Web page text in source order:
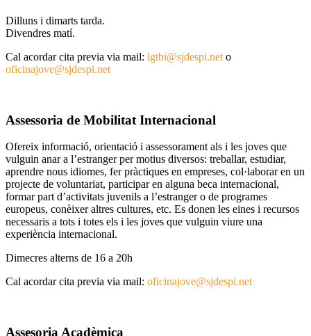
Dilluns i dimarts tarda.
Divendres matí.
Cal acordar cita previa via mail: lgtbi@sjdespi.net o
oficinajove@sjdespi.net
Assessoria de Mobilitat Internacional
Ofereix informació, orientació i assessorament als i les joves que
vulguin anar a l’estranger per motius diversos: treballar, estudiar,
aprendre nous idiomes, fer pràctiques en empreses, col·laborar en un
projecte de voluntariat, participar en alguna beca internacional,
formar part d’activitats juvenils a l’estranger o de programes
europeus, conèixer altres cultures, etc. Es donen les eines i recursos
necessaris a tots i totes els i les joves que vulguin viure una
experiència internacional.
Dimecres alterns de 16 a 20h
Cal acordar cita previa via mail: oficinajove@sjdespi.net
Assesoria Acadèmica